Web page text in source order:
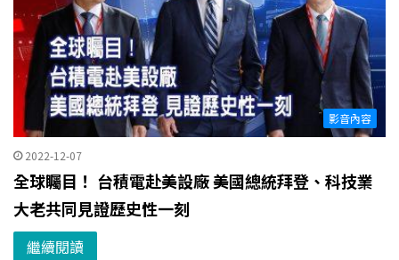
影音內容
2022-12-07
全球矚目！ 台積電赴美設廠 美國總統拜登、科技業
大老共同見證歷史性一刻
繼續閱讀